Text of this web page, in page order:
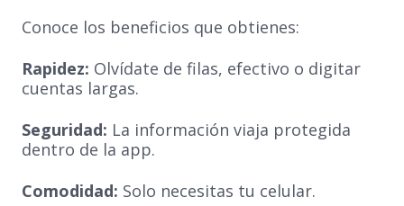
Conoce los beneficios que obtienes:
Rapidez: Olvídate de filas, efectivo o digitar
cuentas largas.
Seguridad: La información viaja protegida
dentro de la app.
Comodidad: Solo necesitas tu celular.